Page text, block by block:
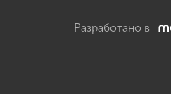
Разработано в